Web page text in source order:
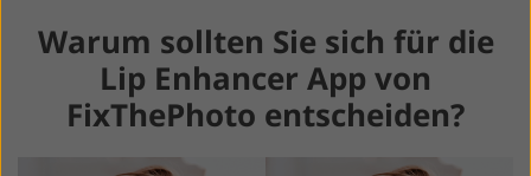
Warum sollten Sie sich für die
Lip Enhancer App von
FixThePhoto entscheiden?